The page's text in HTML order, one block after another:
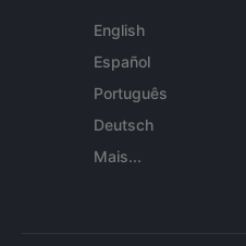
English
Español
Português
Deutsch
Mais...